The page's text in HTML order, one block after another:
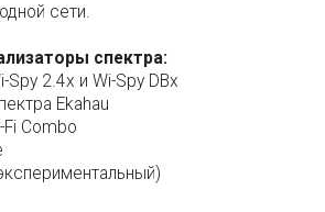
сети.
спектра:
Spy 2.4x и Wi-Spy DBx
Ekahau
Fi Combo